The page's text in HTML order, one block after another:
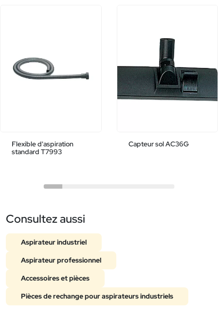
Flexible d'aspiration
standard T7993
Capteur sol AC36G
Consultez aussi
Aspirateur industriel
Aspirateur professionnel
Accessoires et pièces
Pièces de rechange pour aspirateurs industriels